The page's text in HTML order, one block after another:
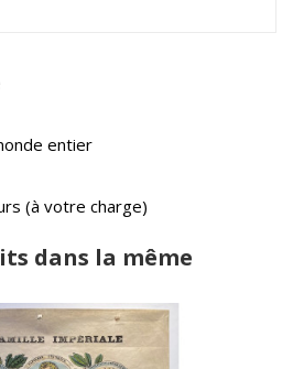
entier
(à votre charge)
dans la même